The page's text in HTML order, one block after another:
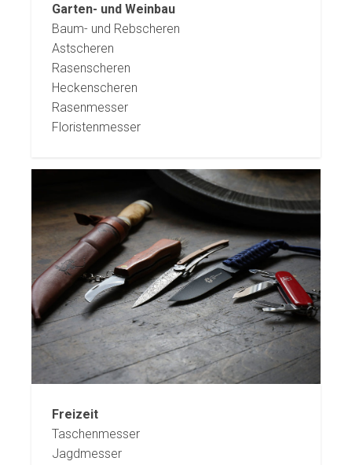
Garten- und Weinbau
Baum- und Rebscheren
Astscheren
Rasenscheren
Heckenscheren
Rasenmesser
Floristenmesser
Freizeit
Taschenmesser
Jagdmesser